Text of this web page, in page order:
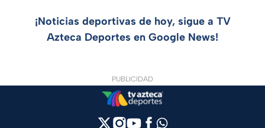
¡Noticias deportivas de hoy, sigue a TV
Azteca Deportes en Google News!
PUBLICIDAD